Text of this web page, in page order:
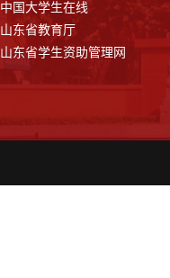
中国大学生在线
山东省教育厅
山东省学生资助管理网